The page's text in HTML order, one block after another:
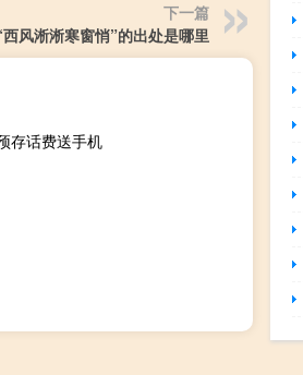
下一篇
西风淅淅寒窗悄”的出处是哪里
存话费送手机